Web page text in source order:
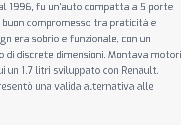
1996, fu un'auto compatta a 5 porte
compromesso tra praticità e
era sobrio e funzionale, con un
di discrete dimensioni. Montava motori
un 1.7 litri sviluppato con Renault.
una valida alternativa alle